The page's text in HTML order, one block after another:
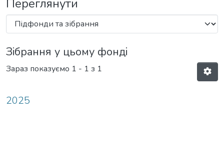
Переглянути
Зібрання у цьому фонді
Зараз показуємо 1 - 1 з 1
2025